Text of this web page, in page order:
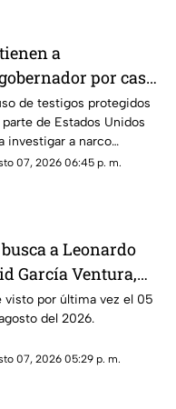
a
por caso
y desaforan
de testigos protegidos
parte de Estados Unidos
investigar a narco
ha sido cuestionado
ellos Rubén Rocha y
Inzunza.
07, 2026 06:45 p. m.
busca a Leonardo
García Ventura,
en
visto por última vez el 05
del 2026.
07, 2026 05:29 p. m.